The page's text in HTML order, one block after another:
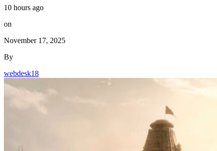
10 hours ago
on
November 17, 2025
By
webdesk18